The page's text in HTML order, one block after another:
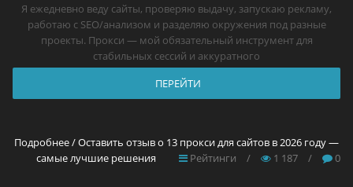
Я ежедневно веду сайты, проверяю выдачу, запускаю рекламу,
работаю с SEO/анализом и разделяю окружения под разные
проекты. Прокси — мой обязательный инструмент для
стабильных сессий и аккуратного
ПЕРЕЙТИ
Подробнее / Оставить отзыв о 13 прокси для сайтов в 2026 году —
самые лучшие решения
Рейтинги / 1 187 / 0